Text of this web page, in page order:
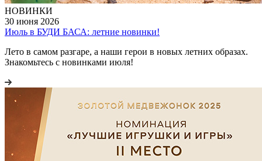
НОВИНКИ
30 июня 2026
Июль в БУДИ БАСА: летние новинки!
Лето в самом разгаре, а наши герои в новых летних образах.
Знакомьтесь с новинками июля!